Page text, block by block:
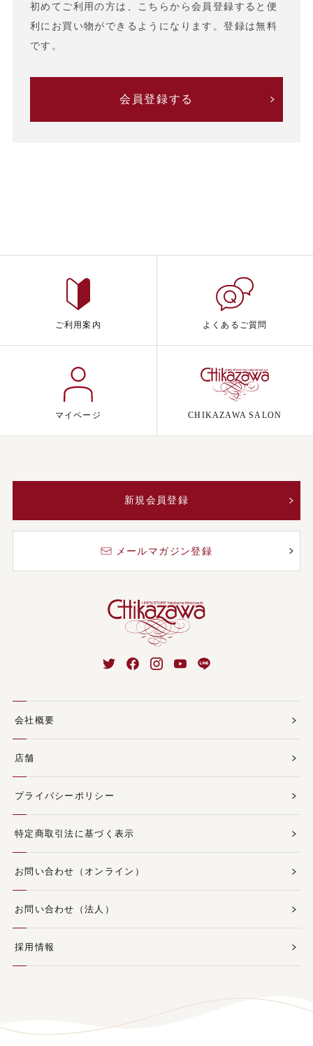
初めてご利用の方は、こちらから会員登録すると便
利にお買い物ができるようになります。登録は無料
です。
会員登録する
ご利用案内 よくあるご質問
マイページ CHIKAZAWA SALON
新規会員登録
メールマガジン登録
会社概要
店舗
プライバシーポリシー
特定商取引法に基づく表示
お問い合わせ（オンライン）
お問い合わせ（法人）
採用情報